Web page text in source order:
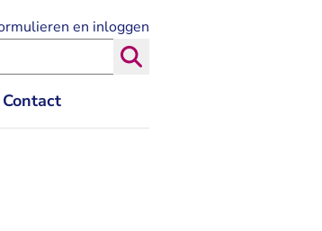
Contact
en inloggen
Rechtspraak